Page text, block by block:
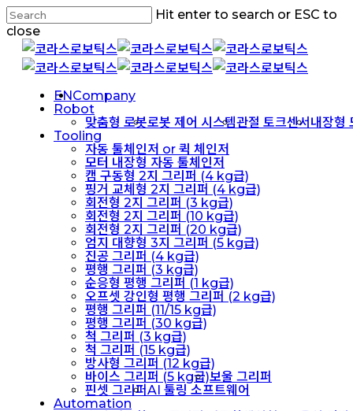
Skip
to
main
content
Hit enter to search or ESC to
close
Close
Search
MenuENCompany
Robot
맞춤형 로봇로봇 제어 시스템관절 토크센서 내장형
Tooling
자동 툴체인저 or 퀵 체인저
모터 내장형 자동 툴체인저
캠 구동형 2지 그리퍼 (4 kg급)
핑거 교체형 2지 그리퍼 (4 kg급)
회전형 2지 그리퍼 (3 kg급)
회전형 2지 그리퍼 (10 kg급)
회전형 2지 그리퍼 (20 kg급)
엄지 대향형 3지 그리퍼 (5 kg급)
진공 그리퍼 (4 kg급)
평행 그리퍼 (3 kg급)
순응형 평행 그리퍼 (1 kg급)
오프셋 강인형 평행 그리퍼 (2 kg급)
평행 그리퍼 (11/15 kg급)
평행 그리퍼 (30 kg급)
척 그리퍼 (3 kg급)
척 그리퍼 (15 kg급)
방사형 그리퍼 (12 kg급)
바이스 그리퍼 (5 kg급)보울 그리퍼
핀셋 그리퍼AI 툴링 소프트웨어
Automation